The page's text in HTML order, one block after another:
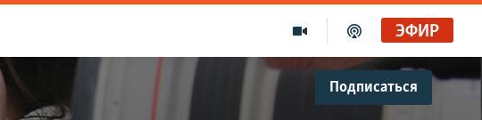
ЭФИР
Подписаться